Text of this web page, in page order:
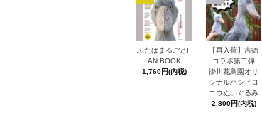
ふたばまるごとF
AN BOOK
1,760円(内税)
【再入荷】吉徳
コラボ第二弾
掛川花鳥園オリ
ジナルハシビロ
コウぬいぐるみ
2,800円(内税)